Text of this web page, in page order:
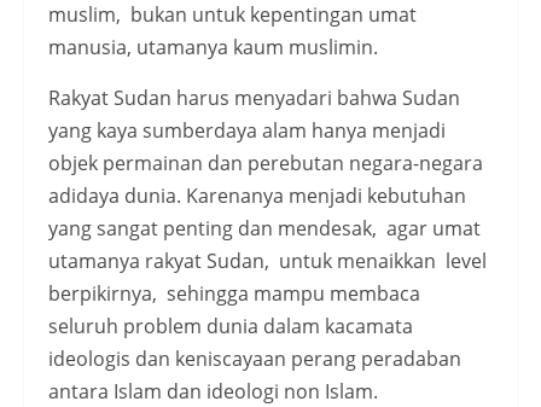
muslim, bukan untuk kepentingan umat
manusia, utamanya kaum muslimin.
Rakyat Sudan harus menyadari bahwa Sudan
yang kaya sumberdaya alam hanya menjadi
objek permainan dan perebutan negara-negara
adidaya dunia. Karenanya menjadi kebutuhan
yang sangat penting dan mendesak, agar umat
utamanya rakyat Sudan, untuk menaikkan level
berpikirnya, sehingga mampu membaca
seluruh problem dunia dalam kacamata
ideologis dan keniscayaan perang peradaban
antara Islam dan ideologi non Islam.